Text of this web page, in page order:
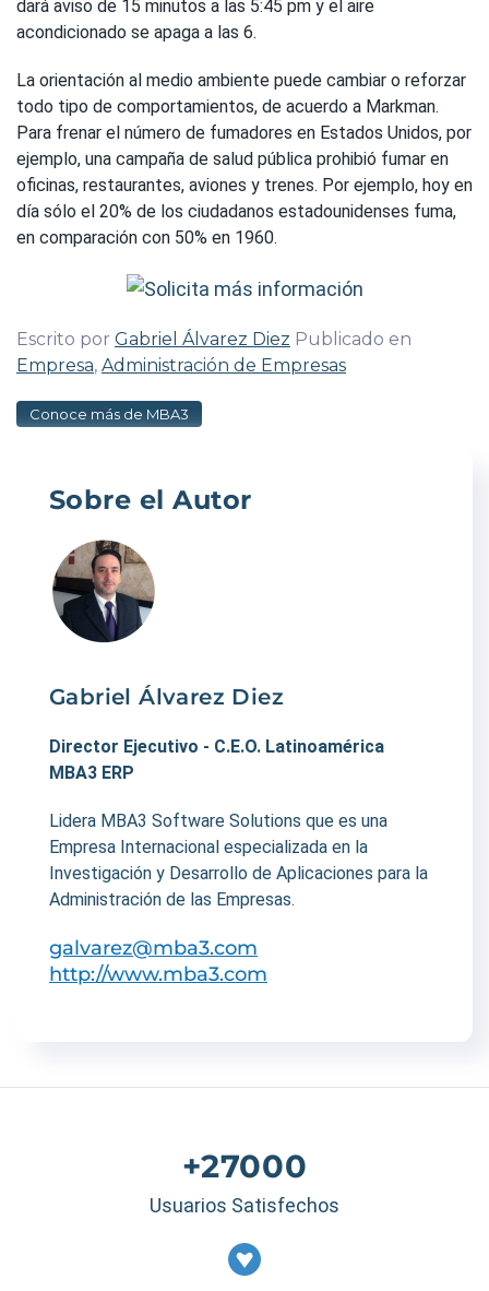
dará aviso de 15 minutos a las 5:45 pm y el aire
acondicionado se apaga a las 6.
La orientación al medio ambiente puede cambiar o reforzar
todo tipo de comportamientos, de acuerdo a Markman.
Para frenar el número de fumadores en Estados Unidos, por
ejemplo, una campaña de salud pública prohibió fumar en
oficinas, restaurantes, aviones y trenes. Por ejemplo, hoy en
día sólo el 20% de los ciudadanos estadounidenses fuma,
en comparación con 50% en 1960.
Escrito por Gabriel Álvarez Diez Publicado en
Empresa, Administración de Empresas
Conoce más de MBA3
Sobre el Autor
Gabriel Álvarez Diez
Director Ejecutivo - C.E.O. Latinoamérica
MBA3 ERP
Lidera MBA3 Software Solutions que es una
Empresa Internacional especializada en la
Investigación y Desarrollo de Aplicaciones para la
Administración de las Empresas.
galvarez@mba3.com
http://www.mba3.com
+27000
Usuarios Satisfechos